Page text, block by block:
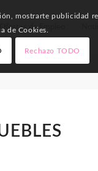
Ofertas de Empleo
mostrarte publicidad
de Cookies.
Rechazo TODO